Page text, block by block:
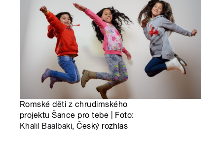
Romské děti z chrudimského
projektu Šance pro tebe | Foto:
Khalil Baalbaki, Český rozhlas